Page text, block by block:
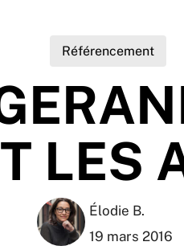
Référencement
LES
Élodie B.
19 mars 2016